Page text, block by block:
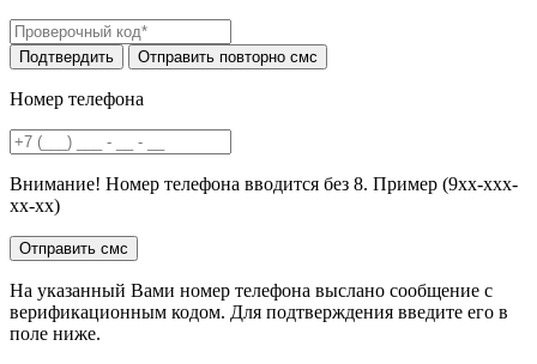
Номер телефона
Внимание! Номер телефона вводится без 8. Пример (9хх-ххх-
хх-хх)
На указанный Вами номер телефона выслано сообщение с
верификационным кодом. Для подтверждения введите его в
поле ниже.